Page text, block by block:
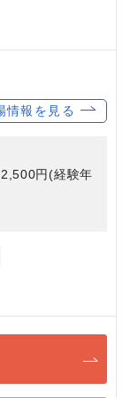
情報を見る
円(経験年